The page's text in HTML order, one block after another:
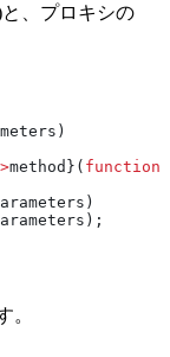
、プロキシの
)
method }( function
)
);
。